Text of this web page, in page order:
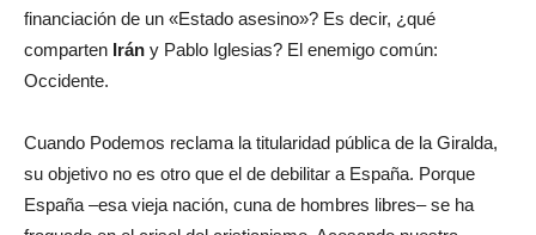
financiación de un «Estado asesino»? Es decir, ¿qué
comparten Irán y Pablo Iglesias? El enemigo común:
Occidente.
Cuando Podemos reclama la titularidad pública de la Giralda,
su objetivo no es otro que el de debilitar a España. Porque
España –esa vieja nación, cuna de hombres libres– se ha